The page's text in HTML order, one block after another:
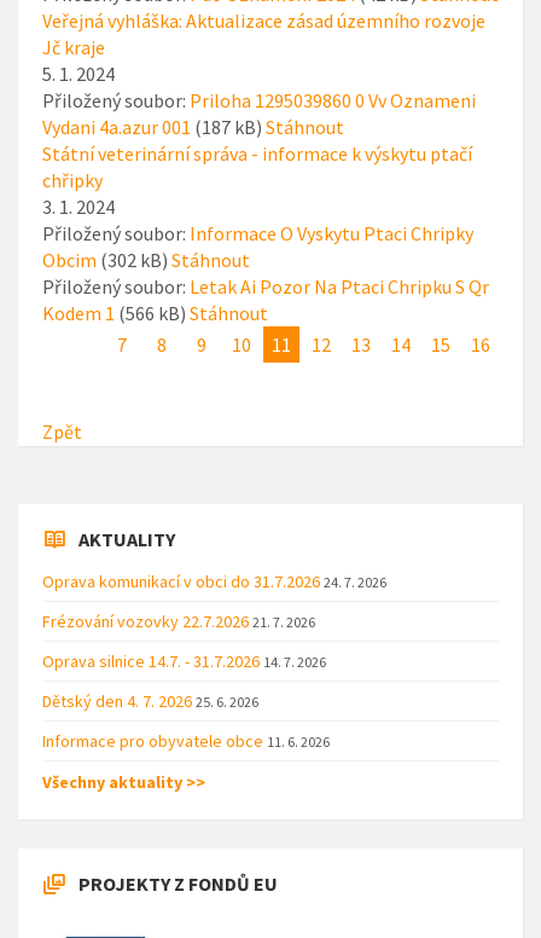
Veřejná vyhláška: Aktualizace zásad územního rozvoje
Jč kraje
5. 1. 2024
Přiložený soubor: Priloha 1295039860 0 Vv Oznameni
Vydani 4a.azur 001 (187 kB) Stáhnout
Státní veterinární správa - informace k výskytu ptačí
chřipky
3. 1. 2024
Přiložený soubor: Informace O Vyskytu Ptaci Chripky
Obcim (302 kB) Stáhnout
Přiložený soubor: Letak Ai Pozor Na Ptaci Chripku S Qr
Kodem 1 (566 kB) Stáhnout
7
8 9 10 11 12 13 14 15 16
Zpět
AKTUALITY
Oprava komunikací v obci do 31.7.2026 24. 7. 2026
Frézování vozovky 22.7.2026 21. 7. 2026
Oprava silnice 14.7. - 31.7.2026 14. 7. 2026
Dětský den 4. 7. 2026 25. 6. 2026
Informace pro obyvatele obce 11. 6. 2026
Všechny aktuality >>
PROJEKTY Z FONDŮ EU